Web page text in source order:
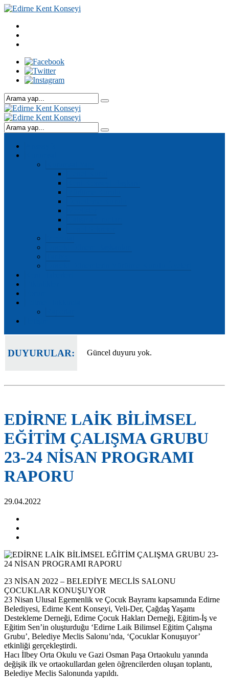
DUYURULAR: Güncel duyuru yok.
EDİRNE LAİK BİLİMSEL
EĞİTİM ÇALIŞMA GRUBU
23-24 NİSAN PROGRAMI
RAPORU
29.04.2022
23 NİSAN 2022 – BELEDİYE MECLİS SALONU
ÇOCUKLAR KONUŞUYOR
23 Nisan Ulusal Egemenlik ve Çocuk Bayramı kapsamında Edirne
Belediyesi, Edirne Kent Konseyi, Veli-Der, Çağdaş Yaşamı
Destekleme Derneği, Edirne Çocuk Hakları Derneği, Eğitim-İş ve
Eğitim Sen’in oluşturduğu ‘Edirne Laik Bilimsel Eğitim Çalışma
Grubu’, Belediye Meclis Salonu’nda, ‘Çocuklar Konuşuyor’
etkinliği gerçekleştirdi.
Hacı İlbey Orta Okulu ve Gazi Osman Paşa Ortaokulu yanında
değişik ilk ve ortaokullardan gelen öğrencilerden oluşan toplantı,
Belediye Meclis Salonunda yapıldı.